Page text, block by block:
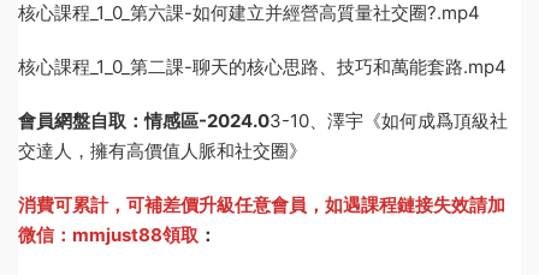
核心課程_1_0_第六課-如何建立并經營高質量社交圈?.mp4
核心課程_1_0_第二課-聊天的核心思路、技巧和萬能套路.mp4
會員網盤自取：情感區-2024.03-10、澤宇《如何成爲頂級社
交達人，擁有高價值人脈和社交圈》
消費可累計，可補差價升級任意會員， 如遇課程鏈接失效請加
微信：mmjust88領取 ：